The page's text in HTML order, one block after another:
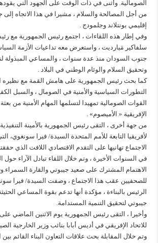
الصومالية. وأثنى في ذات الوقت على الجهود التي
من أجل المصالحة والسلام ، مشيرا في هذا الاتجاه إلى
إقليمي بونتلاند وجلمودج .
وفي إطار هذه اللقاءات ، اجتمع رئيس الجمهورية مع
سلفاكير مَيارديت ، واستعرض معه تداعيات الأزمة
جنوب السودان منذ عدة سنوات ، والمساعي المبذولة
وتحقيق السلام والوئام الوطني في البلاد .
كما بحث رئيس الجمهورية على هامش القمة مع نظيره
التطورات السياسية والأمنية في الصومال ، والسبل
القوات الصومالية تمهيدا لتسلمها المهام الأمنية من
الإفريقية « الأميصوم» .
من جهة أخرى ، التقى رئيس الجمهورية بالأمينة التنفيذية
لأفريقيا التابعة للأمم المتحدة السيدة/ فيرا سونغوي،
الاجتماع تهانيها على التقدم الاقتصادي اللافت الذي
في السنوات الأخيرة ، وتم خلال اللقاء تبادل الآراء حول
الاهتمام المشترك على صعيد جيبوتي والقارة
للصحفيين عقب هذا الاجتماع ، وصفت السيدة/ فيرا
الرئيس بالبناءة ، مؤكدة أنها تدعم بقوة المساعي
جيبوتي لتحقيق التنمية المستدامة.
للاتحاد الإفريقي في أديس أبابا بنائب وزير الخارجية
وتم خلال المقابلة بحث علاقات التعاون البناء القائم بين